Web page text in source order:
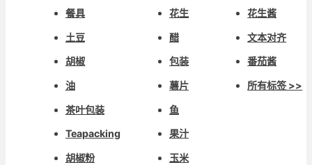
餐具
土豆
胡椒
油
茶叶包装
Teapacking
胡椒粉
花生
醋
包装
薯片
鱼
果汁
玉米
花生酱
文本对齐
番茄酱
所有标签 >>